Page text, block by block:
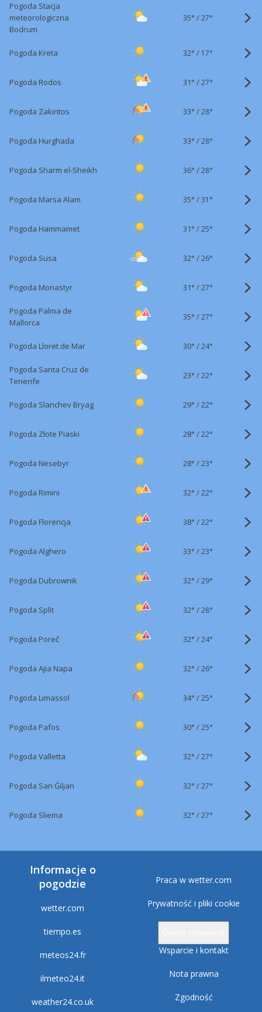
Pogoda Stacja
meteorologiczna
Bodrum
35° /27°
Pogoda Kreta 32° / 17°
Pogoda Rodos 31° /27°
Pogoda Zakintos 33° /28°
Pogoda Hurghada 33° /28°
Pogoda Sharm el-Sheikh 36° /28°
Pogoda Marsa Alam 35° /31°
Pogoda Hammamet 31° /25°
Pogoda Susa 32° /26°
Pogoda Monastyr 31° /27°
Pogoda Palma de
Mallorca
35° /27°
Pogoda Lloret de Mar 30° /24°
Pogoda Santa Cruz de
Tenerife
23° /22°
Pogoda Slanchev Bryag 29° /22°
Pogoda Złote Piaski 28° /22°
Pogoda Nesebyr 28° /23°
Pogoda Rimini 32° /22°
Pogoda Florencja 38° /22°
Pogoda Alghero 33° /23°
Pogoda Dubrownik 32° /29°
Pogoda Split 32° /28°
Pogoda Poreč 32° /24°
Pogoda Ajia Napa 32° /26°
Pogoda Limassol 34° /25°
Pogoda Pafos 30° /25°
Pogoda Valletta 32° /27°
Pogoda San Ġiljan 32° /27°
Pogoda Sliema 32° /27°
Informacje o
pogodzie
wetter.com
tiempo.es
meteos24.fr
ilmeteo24.it
weather24.co.uk
Praca w wetter.com
Prywatność i pliki cookie
Wsparcie i kontakt
Nota prawna
Zgodność